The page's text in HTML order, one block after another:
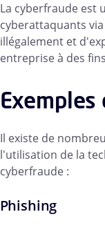
La cyberfraude est
cyberattaquants
illégalement et
entreprise à des
Il existe de
l'utilisation de la
cyberfraude :
Phishing